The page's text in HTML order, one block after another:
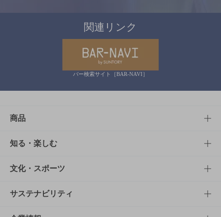
関連リンク
バー検索サイト［BAR-NAVI］
商品
商品TOP
商品一覧
商品発売情報
知る・楽しむ
知る・楽しむTOP
キャンペーン
文化・スポーツ
文化・スポーツTOP
サステナビリティ